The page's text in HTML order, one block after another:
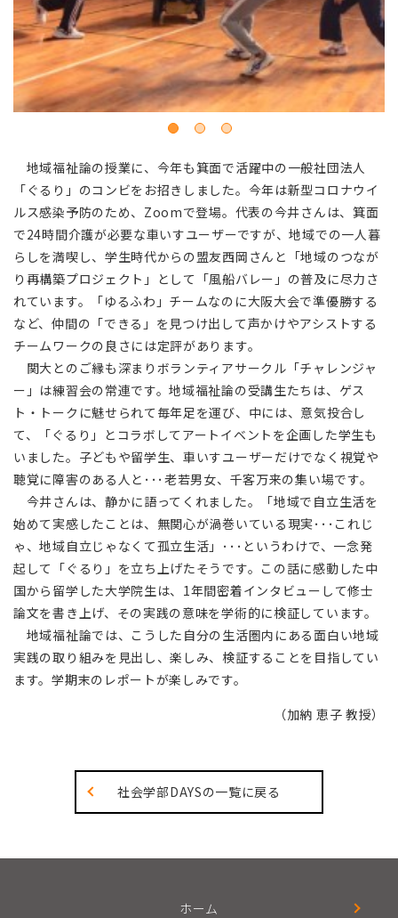
地域福祉論の授業に、今年も箕面で活躍中の一般社団法人
「ぐるり」のコンビをお招きしました。今年は新型コロナウイ
ルス感染予防のため、Zoomで登場。代表の今井さんは、箕面
で24時間介護が必要な車いすユーザーですが、地域での一人暮
らしを満喫し、学生時代からの盟友西岡さんと「地域のつなが
り再構築プロジェクト」として「風船バレー」の普及に尽力さ
れています。「ゆるふわ」チームなのに大阪大会で準優勝する
など、仲間の「できる」を見つけ出して声かけやアシストする
チームワークの良さには定評があります。
関大とのご縁も深まりボランティアサークル「チャレンジャ
ー」は練習会の常連です。地域福祉論の受講生たちは、ゲス
ト・トークに魅せられて毎年足を運び、中には、意気投合し
て、「ぐるり」とコラボしてアートイベントを企画した学生も
いました。子どもや留学生、車いすユーザーだけでなく視覚や
聴覚に障害のある人と･･･老若男女、千客万来の集い場です。
今井さんは、静かに語ってくれました。「地域で自立生活を
始めて実感したことは、無関心が渦巻いている現実･･･これじ
ゃ、地域自立じゃなくて孤立生活」･･･というわけで、一念発
起して「ぐるり」を立ち上げたそうです。この話に感動した中
国から留学した大学院生は、1年間密着インタビューして修士
論文を書き上げ、その実践の意味を学術的に検証しています。
地域福祉論では、こうした自分の生活圏内にある面白い地域
実践の取り組みを見出し、楽しみ、検証することを目指してい
ます。学期末のレポートが楽しみです。
（加納 恵子 教授）
社会学部DAYSの一覧に戻る
ホーム